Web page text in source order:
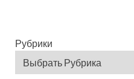
Рубрики